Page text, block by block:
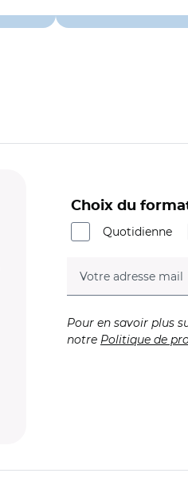
Choix du
Quotidienne
Votre adresse mail
Pour en savoir plus
notre Politique de